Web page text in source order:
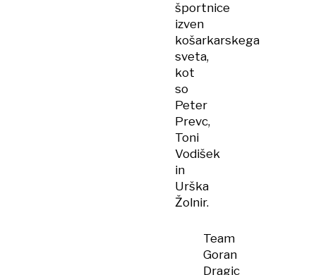
športnice
izven
košarkarskega
sveta,
kot
so
Peter
Prevc,
Toni
Vodišek
in
Urška
Žolnir.
Team
Goran
Dragic